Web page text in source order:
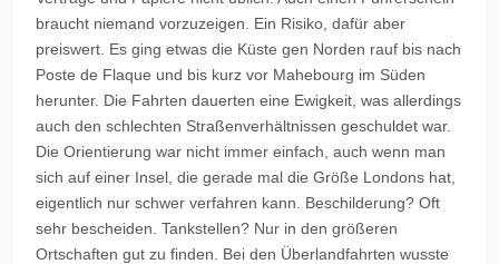
braucht niemand vorzuzeigen. Ein Risiko, dafür aber
preiswert. Es ging etwas die Küste gen Norden rauf bis nach
Poste de Flaque und bis kurz vor Mahebourg im Süden
herunter. Die Fahrten dauerten eine Ewigkeit, was allerdings
auch den schlechten Straßenverhältnissen geschuldet war.
Die Orientierung war nicht immer einfach, auch wenn man
sich auf einer Insel, die gerade mal die Größe Londons hat,
eigentlich nur schwer verfahren kann. Beschilderung? Oft
sehr bescheiden. Tankstellen? Nur in den größeren
Ortschaften gut zu finden. Bei den Überlandfahrten wusste